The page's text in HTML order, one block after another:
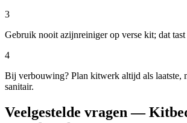
3
Gebruik nooit azijnreiniger op verse kit; dat tast
4
Bij verbouwing? Plan kitwerk altijd als laatste,
sanitair.
Veelgestelde vragen —